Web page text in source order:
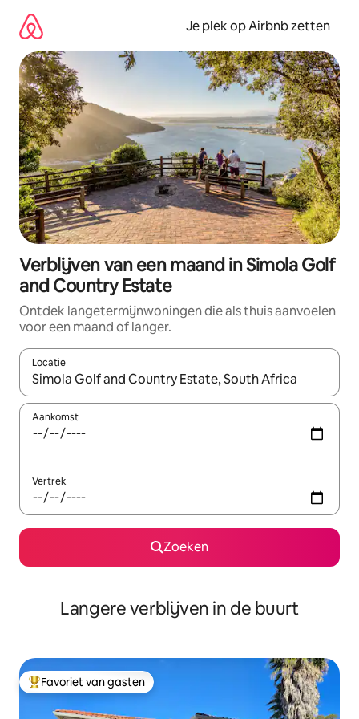
direct
naar
inhoud
Je plek op Airbnb zetten
Verblijven van een maand in Simola Golf
and Country Estate
Ontdek langetermijnwoningen die als thuis aanvoelen
voor een maand of langer.
Locatie
Wanneer er resultaten beschikbaar zijn, maak je een keuze
Aankomst
Vertrek
Zoeken
Langere verblijven in de buurt
Topfavoriet van gasten
Favoriet van gasten